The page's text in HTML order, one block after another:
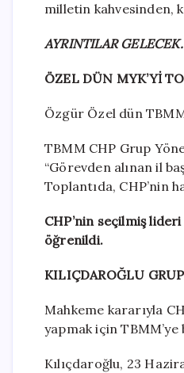
milletin kahvesinden,
AYRINTILAR
ÖZEL DÜN MYK’Yİ
Özgür Özel dün
TBMM CHP Grup
“Görevden alınan il
Toplantıda, CHP’nin
CHP’nin seçilmiş
öğrenildi.
KILIÇDAROĞLU
Mahkeme kararıyla
yapmak için
Kılıçdaroğlu, 23